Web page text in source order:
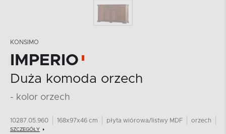
KONSIMO
IMPERIO
Duża komoda orzech
- kolor orzech
10287.05.960 168x97x46 cm płyta wiórowa/listwy MDF orzech
SZCZEGÓŁY